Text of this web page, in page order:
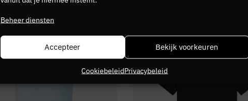
Beheer diensten
Accepteer Bekijk voorkeuren
CookiebeleidPrivacybeleid